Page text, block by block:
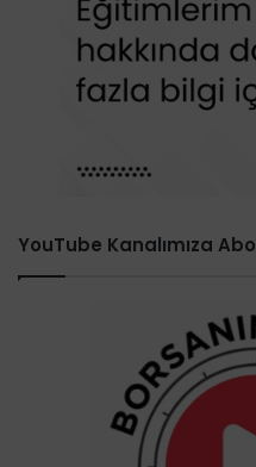
YouTube Kanalımıza